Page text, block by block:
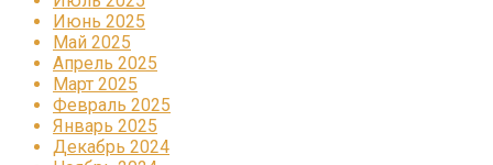
Июнь 2025
Май 2025
Апрель 2025
Март 2025
Февраль 2025
Январь 2025
Декабрь 2024